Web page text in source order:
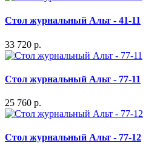
Стол журнальный Альт - 41-11
33 720 р.
Стол журнальный Альт - 77-11
25 760 р.
Стол журнальный Альт - 77-12